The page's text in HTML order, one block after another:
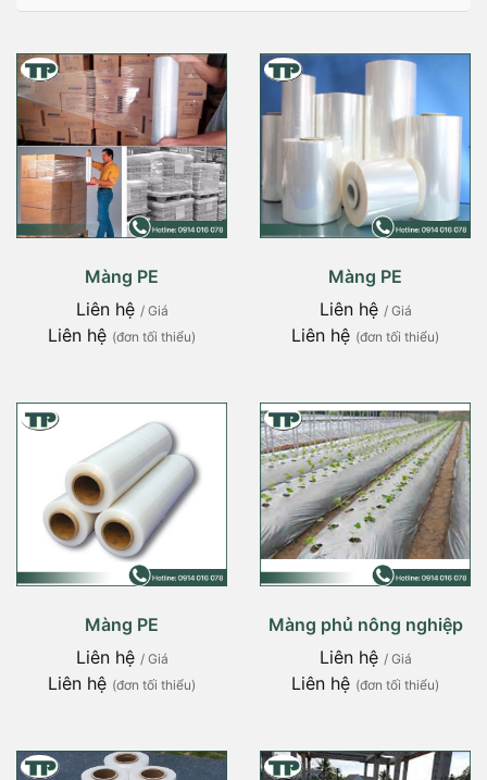
Màng PE
Liên hệ / Giá
Liên hệ (đơn tối thiểu)
Màng PE
Liên hệ / Giá
Liên hệ (đơn tối thiểu)
Màng PE
Liên hệ / Giá
Liên hệ (đơn tối thiểu)
Màng phủ nông nghiệp
Liên hệ / Giá
Liên hệ (đơn tối thiểu)